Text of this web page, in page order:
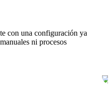
con una configuración ya
ni procesos